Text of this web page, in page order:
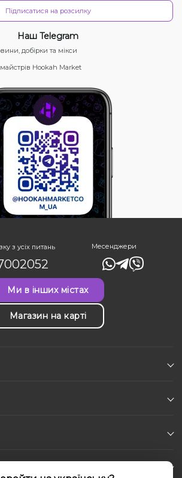
Підписатися на розсилку
Наш Telegram
добірки та мікси
Hookah Market
з усіх питань Месенджери
Ми в інших містах
Магазин на карті